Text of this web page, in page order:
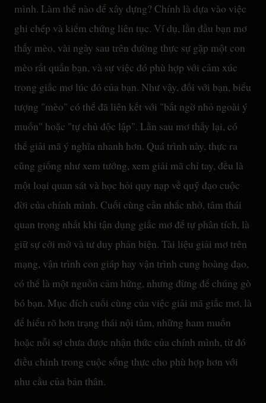
mình. Làm thế nào để xây dựng? Chính là dựa vào việc
ghi chép và kiểm chứng liên tục. Ví dụ, lần đầu bạn mơ
thấy mèo, vài ngày sau trên đường thực sự gặp một con
mèo rất quấn bạn, và sự việc đó phù hợp với cảm xúc
trong giấc mơ lúc đó của bạn. Như vậy, đối với bạn, biểu
tượng "mèo" có thể đã liên kết với "bất ngờ nhỏ ngoài ý
muốn" hoặc "tự chủ độc lập". Lần sau mơ thấy lại, có
thể giải mã ý nghĩa nhanh hơn. Quá trình này, thực ra
cũng giống như xem tướng, xem giải mã chỉ tay, đều là
một loại quan sát và học hỏi quy nạp về quỹ đạo cuộc
đời của chính mình. Cuối cùng cần nhắc nhở, tâm thái
quan trọng nhất khi tận dụng giấc mơ để tự phân tích, là
giữ sự cởi mở và tư duy phản biện. Tài liệu giải mơ trên
mạng, vận trình con giáp hay vận trình cung hoàng đạo,
có thể là một nguồn cảm hứng, nhưng đừng để chúng gò
bó bạn. Mục đích cuối cùng của việc giải mã giấc mơ, là
để hiểu rõ hơn trạng thái nội tâm, những ham muốn
hoặc nỗi sợ chưa được nhận thức của chính mình, từ đó
điều chỉnh trong cuộc sống thực cho phù hợp hơn với
nhu cầu của bản thân.